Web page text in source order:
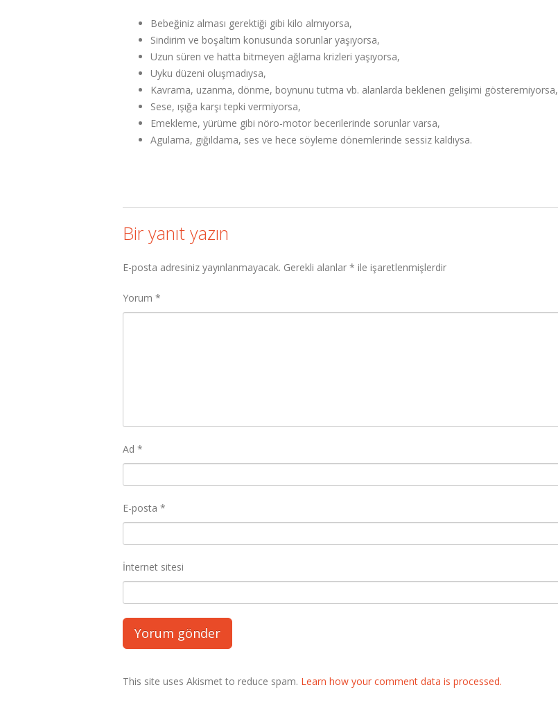
Bebeğiniz alması gerektiği gibi kilo almıyorsa,
Sindirim ve boşaltım konusunda sorunlar yaşıyorsa,
Uzun süren ve hatta bitmeyen ağlama krizleri yaşıyorsa,
Uyku düzeni oluşmadıysa,
Kavrama, uzanma, dönme, boynunu tutma vb. alanlarda beklenen gelişimi gösteremiyorsa,
Sese, ışığa karşı tepki vermiyorsa,
Emekleme, yürüme gibi nöro-motor becerilerinde sorunlar varsa,
Agulama, gığıldama, ses ve hece söyleme dönemlerinde sessiz kaldıysa.
Bir yanıt yazın
E-posta adresiniz yayınlanmayacak. Gerekli alanlar * ile işaretlenmişlerdir
Yorum *
Ad *
E-posta *
İnternet sitesi
This site uses Akismet to reduce spam. Learn how your comment data is processed.